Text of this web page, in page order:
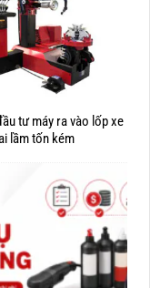
tư máy ra vào lốp xe
lầm tốn kém